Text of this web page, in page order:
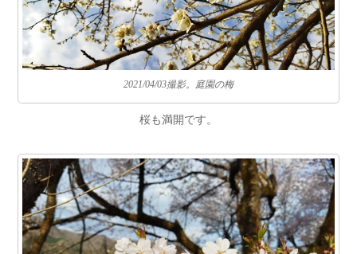
2021/04/03撮影。庭園の梅
桜も満開です。